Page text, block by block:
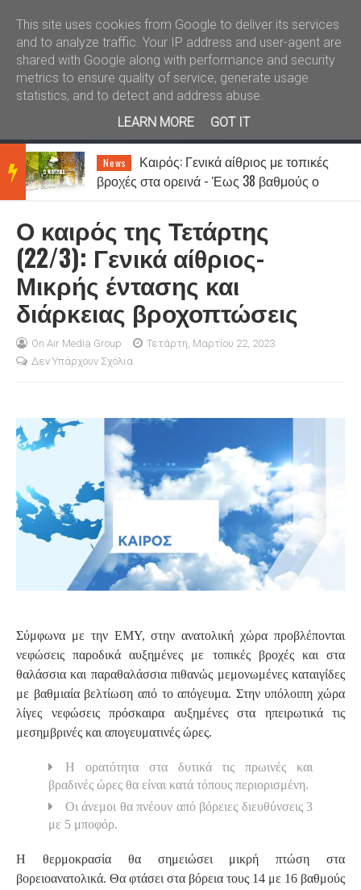
Καλώς ήλθατε Kral News
BRE
AKIN
NEW
News
Καιρός: Γενικά αίθριος με τοπικές
βροχές στα ορεινά - Έως 38 βαθμούς ο
Ο καιρός της Τετάρτης
(22/3): Γενικά αίθριος-
Μικρής έντασης και
διάρκειας βροχοπτώσεις
On Air Media Group
Τετάρτη, Μαρτίου 22, 2023
Δεν Υπάρχουν Σχόλια
Σύμφωνα με την ΕΜΥ, στην ανατολική χώρα προβλέπονται
νεφώσεις παροδικά αυξημένες με τοπικές βροχές και στα
θαλάσσια και παραθαλάσσια πιθανώς μεμονωμένες καταιγίδες
με βαθμιαία βελτίωση από το απόγευμα. Στην υπόλοιπη χώρα
λίγες νεφώσεις πρόσκαιρα αυξημένες στα ηπειρωτικά τις
μεσημβρινές και απογευματινές ώρες.
Η ορατότητα στα δυτικά τις πρωινές και
βραδινές ώρες θα είναι κατά τόπους περιορισμένη.
Οι άνεμοι θα πνέουν από βόρειες διευθύνσεις 3
με 5 μποφόρ.
Η θερμοκρασία θα σημειώσει μικρή πτώση στα
βορειοανατολικά. Θα φτάσει στα βόρεια τους 14 με 16 βαθμούς
This site uses cookies from Google to deliver its services
and to analyze traffic. Your IP address and user-agent are
shared with Google along with performance and security
metrics to ensure quality of service, generate usage
statistics, and to detect and address abuse.
LEARN MORE
GOT IT